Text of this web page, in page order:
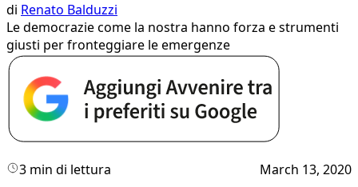
di Renato Balduzzi
Le democrazie come la nostra hanno forza e strumenti
giusti per fronteggiare le emergenze
3 min di lettura March 13, 2020